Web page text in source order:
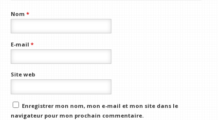
Nom*
E-mail*
Site web
Enregistrer mon nom, mon e-mail et mon site dans le
navigateur pour mon prochain commentaire.